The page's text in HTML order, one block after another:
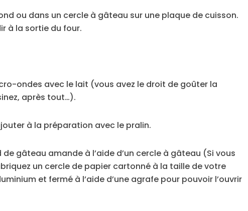
ou dans un cercle à gâteau sur une plaque de cuisson.
à la sortie du four.
ondes avec le lait (vous avez le droit de goûter la
après tout…).
à la préparation avec le pralin.
gâteau amande à l’aide d’un cercle à gâteau (Si vous
un cercle de papier cartonné à la taille de votre
et fermé à l’aide d’une agrafe pour pouvoir l’ouvrir